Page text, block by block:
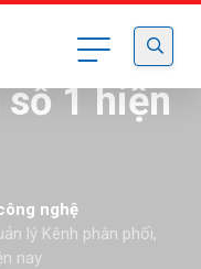
phân
1 hiện
nghệ
lý Kênh phân phối,
nay